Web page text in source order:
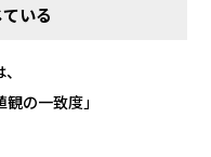
いる
の一致度」